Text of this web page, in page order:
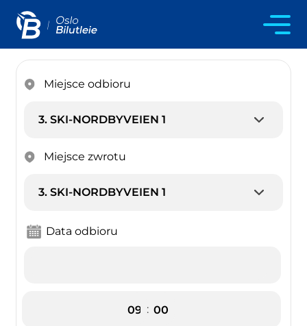
Miejsce odbioru
Miejsce zwrotu
Data odbioru
: